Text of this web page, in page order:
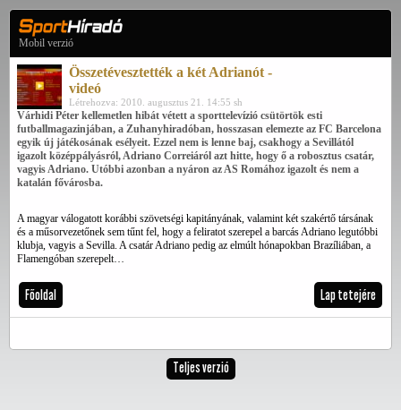
Mobil verzió
Összetévesztették a két Adrianót -
videó
Létrehozva: 2010. augusztus 21. 14:55 sh
Várhidi Péter kellemetlen hibát vétett a sporttelevízió csütörtök esti
futballmagazinjában, a Zuhanyhiradóban, hosszasan elemezte az FC Barcelona
egyik új játékosának esélyeit. Ezzel nem is lenne baj, csakhogy a Sevillától
igazolt középpályásról, Adriano Correiáról azt hitte, hogy ő a robosztus csatár,
vagyis Adriano. Utóbbi azonban a nyáron az AS Romához igazolt és nem a
katalán fővárosba.
A magyar válogatott korábbi szövetségi kapitányának, valamint két szakértő társának
és a műsorvezetőnek sem tűnt fel, hogy a feliratot szerepel a barcás Adriano legutóbbi
klubja, vagyis a Sevilla. A csatár Adriano pedig az elmúlt hónapokban Brazíliában, a
Flamengóban szerepelt…
Főoldal Lap tetejére
Teljes verzió